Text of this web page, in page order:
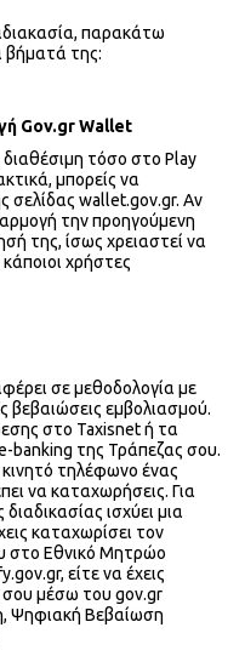
παρακάτω
βήματά της:
Gov.gr Wallet
τόσο στο Play
μπορείς να
σελίδας wallet.gov.gr. Αν
την προηγούμενη
της, ίσως χρειαστεί να
χρήστες
σε μεθοδολογία με
βεβαιώσεις εμβολιασμού.
στο Taxisnet ή τα
banking της Τράπεζας σου.
τηλέφωνο ένας
να καταχωρήσεις. Για
ισχύει μια
καταχωρίσει τον
στο Εθνικό Μητρώο
είτε να έχεις
μέσω του gov.gr
Ψηφιακή Βεβαίωση